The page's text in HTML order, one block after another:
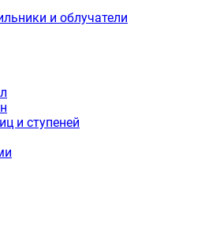
и облучатели
и ступеней